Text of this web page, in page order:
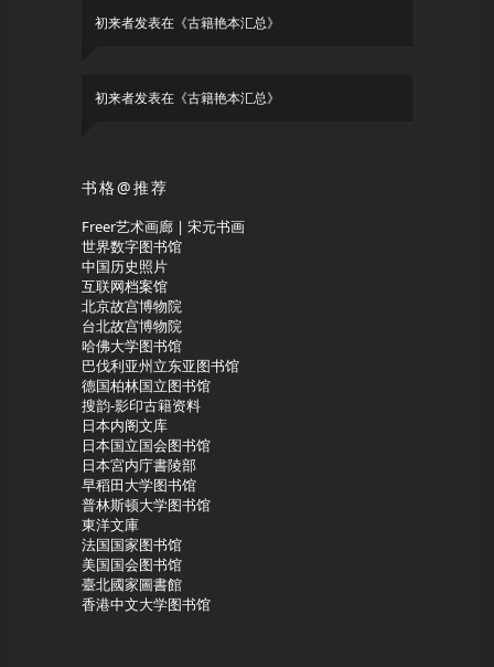
初来者发表在《古籍艳本汇总》
初来者发表在《古籍艳本汇总》
书格@推荐
Freer艺术画廊 | 宋元书画
世界数字图书馆
中国历史照片
互联网档案馆
北京故宫博物院
台北故宫博物院
哈佛大学图书馆
巴伐利亚州立东亚图书馆
德国柏林国立图书馆
搜韵-影印古籍资料
日本内阁文库
日本国立国会图书馆
日本宮内庁書陵部
早稻田大学图书馆
普林斯顿大学图书馆
東洋文庫
法国国家图书馆
美国国会图书馆
臺北國家圖書館
香港中文大学图书馆